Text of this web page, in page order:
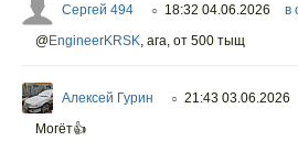
Сергей 494 ○ 18:32 04.06.2026 в
@EngineerKRSK, ага, от 500 тыщ
Алексей Гурин ○ 21:43 03.06.2026
Могëт👍